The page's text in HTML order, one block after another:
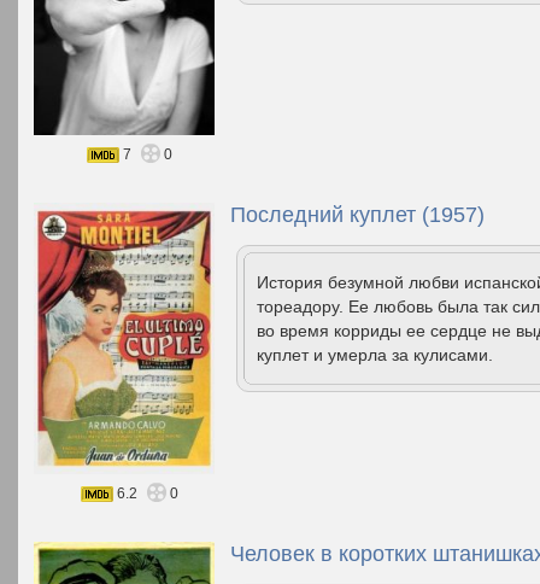
7 0
Последний куплет (1957)
История безумной любви
тореадору. Еe любовь была так
во время корриды ее сердце не
куплет и умерла за кулисами.
6.2 0
Человек в коротких